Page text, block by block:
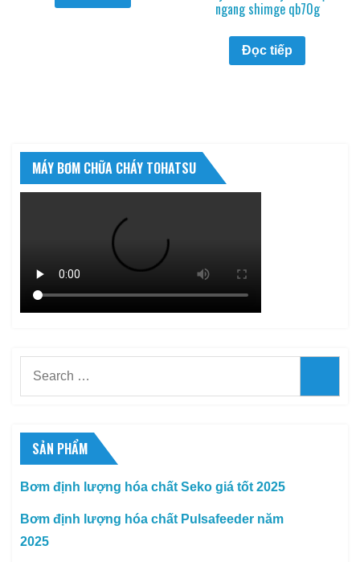
ngang shimge qb70g
Đọc tiếp
MÁY BƠM CHỮA CHÁY TOHATSU
SẢN PHẨM
Bơm định lượng hóa chất Seko giá tốt 2025
Bơm định lượng hóa chất Pulsafeeder năm
2025